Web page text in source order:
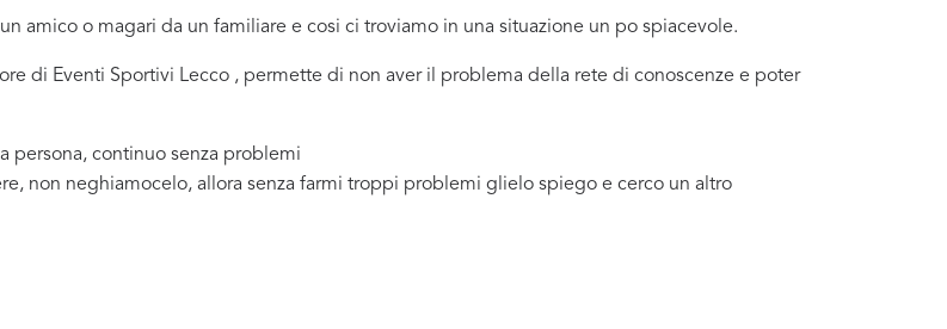
amico o magari da un familiare e cosi ci troviamo in una situazione un po spiacevole.
di Eventi Sportivi Lecco , permette di non aver il problema della rete di conoscenze e poter
persona, continuo senza problemi
non neghiamocelo, allora senza farmi troppi problemi glielo spiego e cerco un altro